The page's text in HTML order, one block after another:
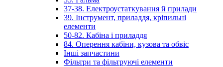
37-38. Електроустаткування й прилади
39. Інструмент, приладдя, кріпильні
елементи
50-82. Кабіна і приладдя
84. Оперення кабіни, кузова та обвіс
Інші запчастини
Фільтри та фільтруючі елементи